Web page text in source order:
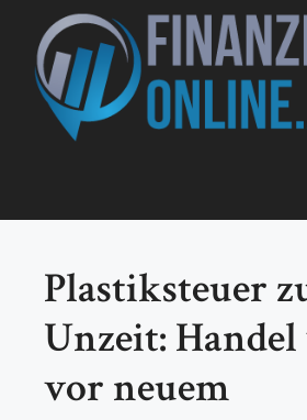
Inhalt
springen
Plastiksteuer
Unzeit:
vor neuem